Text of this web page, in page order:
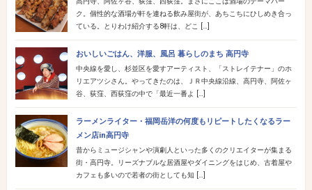
ク。個性的な酒場が軒を連ねる飲み屋街が、あちこちにひしめき合っ
ている。とりわけ紹介する8軒は、どこ […]
おいしいごはん、洋服、風呂 暮らしのまち 高円寺
中央線を愛し、杉並区を愛すアーティスト、「ストレイテナー」のホ
リエアツシさん。やってきたのは、ＪＲ中央線沿線、高円寺、阿佐ヶ
谷、荻窪、西荻窪の中で「最近一番よ […]
ラーメンライター・福岡岳洋の何度もリピートしたくなるラー
メン店in高円寺
昔からミュージシャンや演劇人といった多くのクリエイターが集まる
街・高円寺。リーズナブルな居酒屋やダイニングをはじめ、古着屋や
カフェも多いので若者の街としても知 […]